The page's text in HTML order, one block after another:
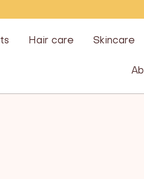
Hair care Skincare